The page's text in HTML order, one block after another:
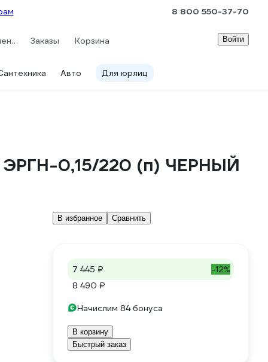
8 800 550-37-70
Сравнение Заказы Корзина Войти
Авто Для юрлиц
ЭРГН-0,15/220 (п) ЧЕРНЫЙ
В избранное Сравнить
7 445 ₽
-12%
8 490 ₽
Начислим 84 бонуса
В корзину
Быстрый заказ